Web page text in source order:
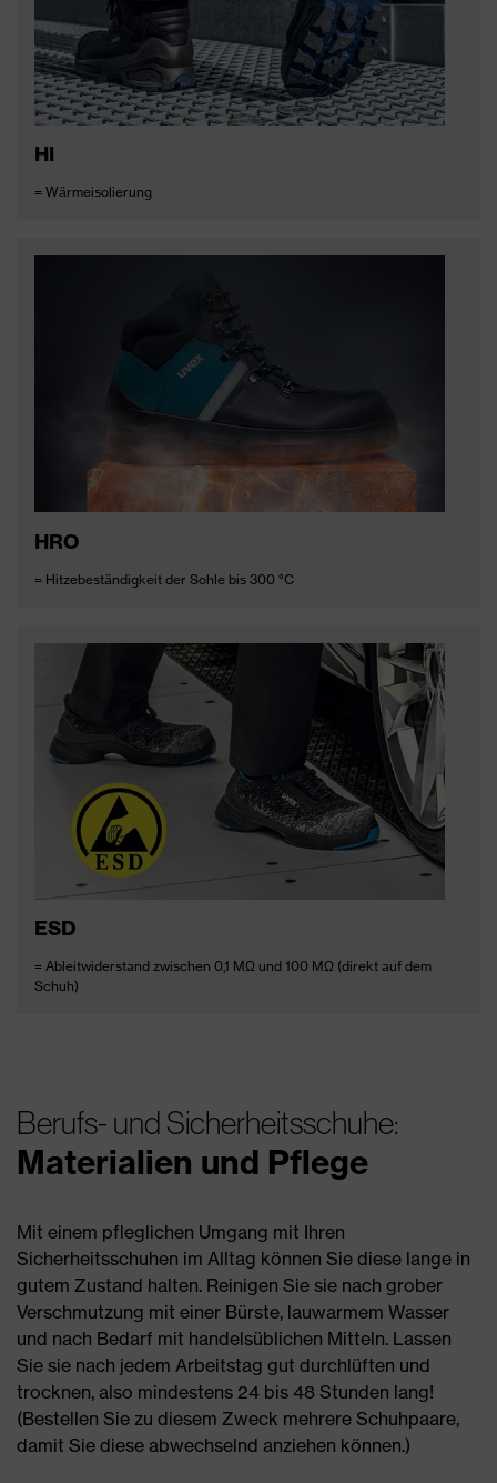
HI
= Wärmeisolierung
HRO
= Hitzebeständigkeit der Sohle bis 300 °C
ESD
= Ableitwiderstand zwischen 0,1 MΩ und 100 MΩ (direkt auf dem
Schuh)
Berufs- und Sicherheitsschuhe:
Materialien und Pflege
Mit einem pfleglichen Umgang mit Ihren
Sicherheitsschuhen im Alltag können Sie diese lange in
gutem Zustand halten. Reinigen Sie sie nach grober
Verschmutzung mit einer Bürste, lauwarmem Wasser
und nach Bedarf mit handelsüblichen Mitteln. Lassen
Sie sie nach jedem Arbeitstag gut durchlüften und
trocknen, also mindestens 24 bis 48 Stunden lang!
(Bestellen Sie zu diesem Zweck mehrere Schuhpaare,
damit Sie diese abwechselnd anziehen können.)